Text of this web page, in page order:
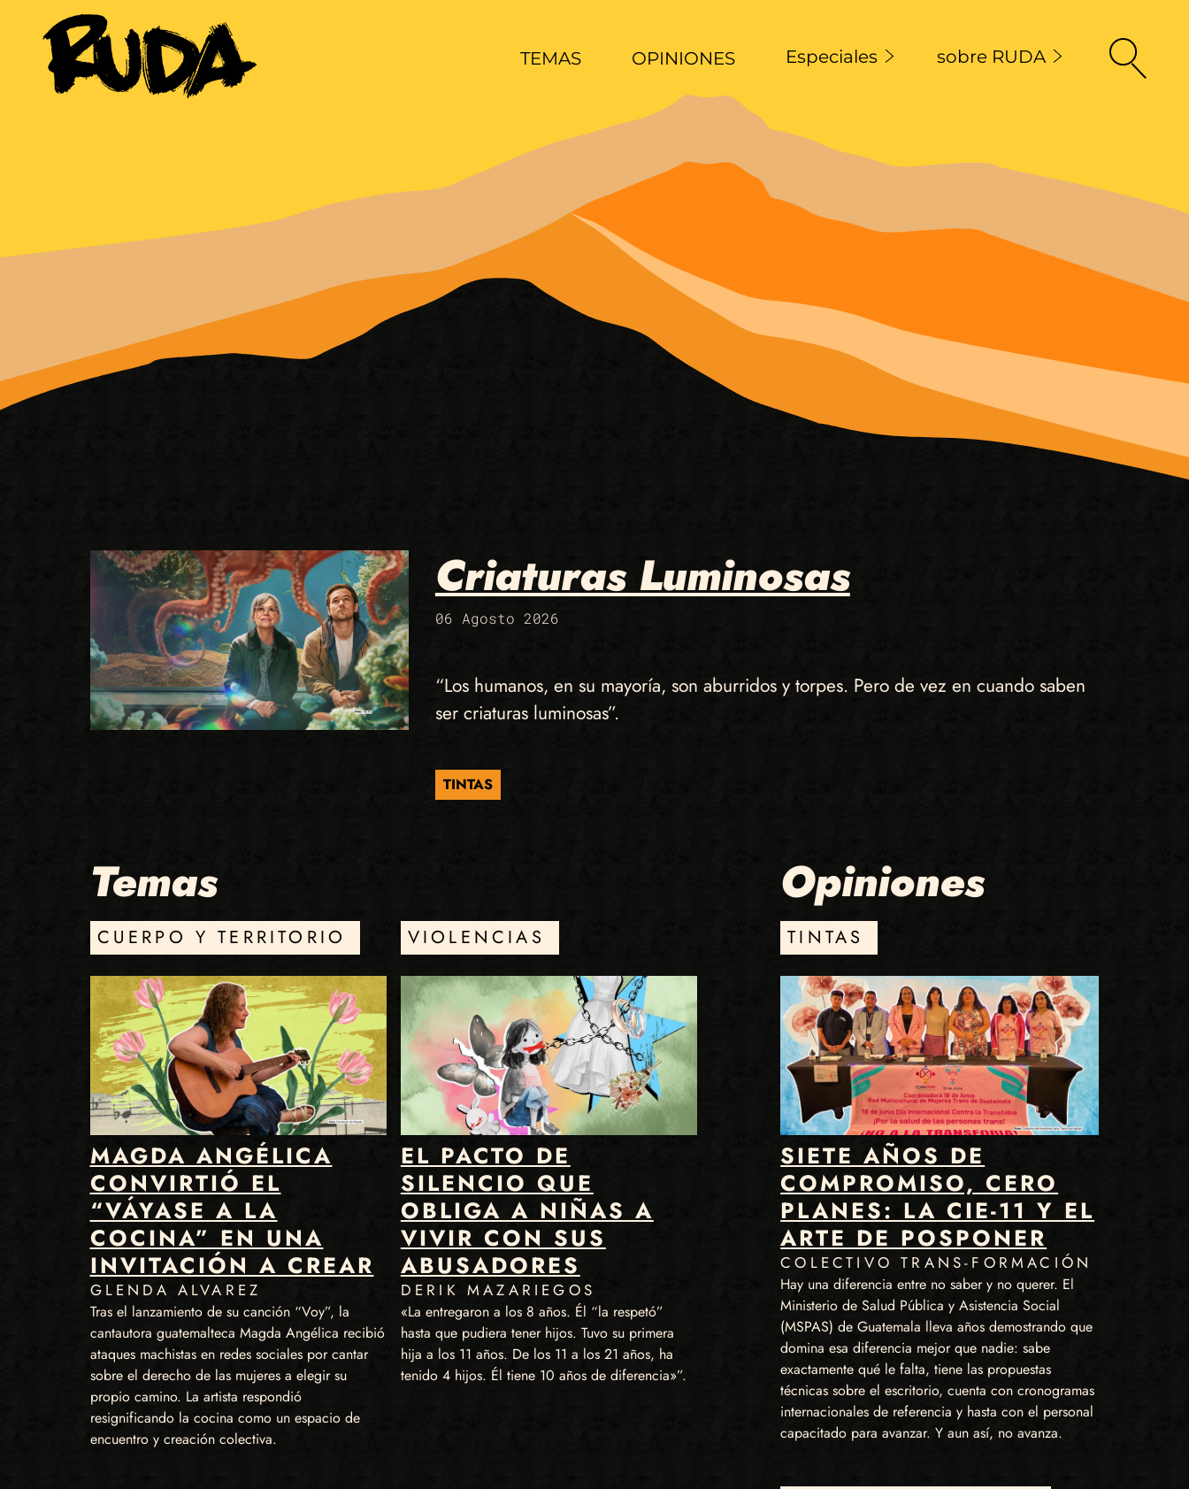
TEMAS OPINIONES Especiales sobre RUDA
Criaturas Luminosas
06 Agosto 2026
“Los humanos, en su mayoría, son aburridos y torpes. Pero de vez en cuando saben
ser criaturas luminosas”.
TINTAS
Temas
CUERPO Y TERRITORIO
MAGDA ANGÉLICA
CONVIRTIÓ EL
“VÁYASE A LA
COCINA” EN UNA
INVITACIÓN A CREAR
GLENDA ALVAREZ
Tras el lanzamiento de su canción “Voy”, la
cantautora guatemalteca Magda Angélica recibió
ataques machistas en redes sociales por cantar
sobre el derecho de las mujeres a elegir su
propio camino. La artista respondió
resignificando la cocina como un espacio de
encuentro y creación colectiva.
VIOLENCIAS
EL PACTO DE
SILENCIO QUE
OBLIGA A NIÑAS A
VIVIR CON SUS
ABUSADORES
DERIK MAZARIEGOS
«La entregaron a los 8 años. Él “la respetó”
hasta que pudiera tener hijos. Tuvo su primera
hija a los 11 años. De los 11 a los 21 años, ha
tenido 4 hijos. Él tiene 10 años de diferencia»”.
Opiniones
TINTAS
SIETE AÑOS DE
COMPROMISO, CERO
PLANES: LA CIE-11 Y EL
ARTE DE POSPONER
COLECTIVO TRANS-FORMACIÓN
Hay una diferencia entre no saber y no querer. El
Ministerio de Salud Pública y Asistencia Social
(MSPAS) de Guatemala lleva años demostrando que
domina esa diferencia mejor que nadie: sabe
exactamente qué le falta, tiene las propuestas
técnicas sobre el escritorio, cuenta con cronogramas
internacionales de referencia y hasta con el personal
capacitado para avanzar. Y aun así, no avanza.